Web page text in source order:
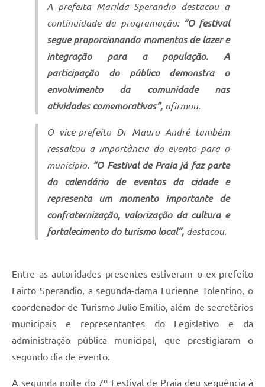
A prefeita Marilda Sperandio destacou a
continuidade da programação: “O festival
segue proporcionando momentos de lazer e
integração para a população. A
participação do público demonstra o
envolvimento da comunidade nas
atividades comemorativas”, afirmou.
O vice-prefeito Dr Mauro André também
ressaltou a importância do evento para o
município.
“O Festival de Praia já faz parte
do calendário de eventos da cidade e
representa um momento importante de
confraternização, valorização da cultura e
fortalecimento do turismo local”, destacou.
Entre as autoridades presentes estiveram o ex-prefeito
Lairto Sperandio, a segunda-dama Lucienne Tolentino, o
coordenador de Turismo Julio Emilio, além de secretários
municipais e representantes do Legislativo e da
administração pública municipal, que prestigiaram o
segundo dia de evento.
A segunda noite do 7º Festival de Praia deu sequência à